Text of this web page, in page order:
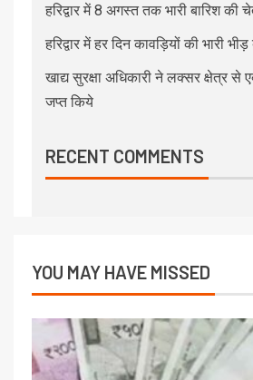
हरिद्वार में 8 अगस्त तक भारी बारिश की
हरिद्वार में हर दिन कावड़ियों की भारी
खाद्य सुरक्षा अधिकारी ने लक्सर क्षेत्र से
जप्त किये
RECENT COMMENTS
YOU MAY HAVE MISSED